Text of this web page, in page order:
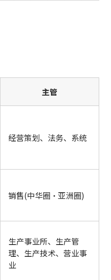
主管
经营策划、法务、系统
销售(中华圈・亚洲圈)
生产事业所、生产管
理、生产技术、营业事
业